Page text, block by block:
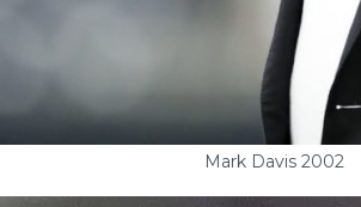
Mark Davis 2002